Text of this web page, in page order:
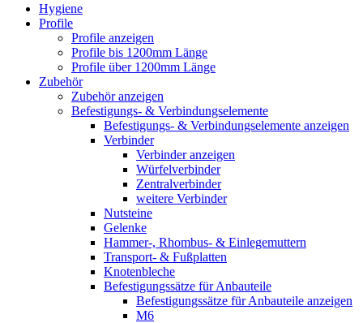
Hygiene
Profile
Profile anzeigen
Profile bis 1200mm Länge
Profile über 1200mm Länge
Zubehör
Zubehör anzeigen
Befestigungs- & Verbindungselemente
Befestigungs- & Verbindungselemente anzeigen
Verbinder
Verbinder anzeigen
Würfelverbinder
Zentralverbinder
weitere Verbinder
Nutsteine
Gelenke
Hammer-, Rhombus- & Einlegemuttern
Transport- & Fußplatten
Knotenbleche
Befestigungssätze für Anbauteile
Befestigungssätze für Anbauteile anzeigen
M6